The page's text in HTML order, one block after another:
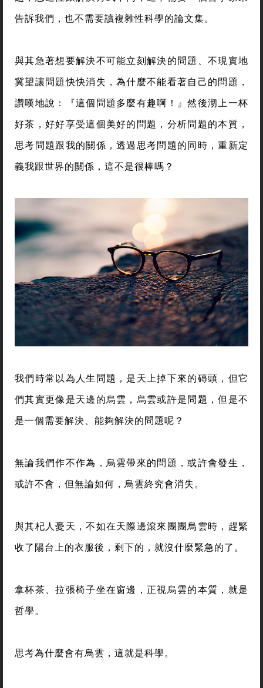
告訴我們，也不需要讀複雜性科學的論文集。
與其急著想要解決不可能立刻解決的問題、不現實地
冀望讓問題快快消失，為什麼不能看著自己的問題，
讚嘆地說：『這個問題多麼有趣啊！』然後沏上一杯
好茶，好好享受這個美好的問題，分析問題的本質，
思考問題跟我的關係，透過思考問題的同時，重新定
義我跟世界的關係，這不是很棒嗎？
我們時常以為人生問題，是天上掉下來的磚頭，但它
們其實更像是天邊的烏雲，烏雲或許是問題，但是不
是一個需要解決、能夠解決的問題呢？
無論我們作不作為，烏雲帶來的問題，或許會發生，
或許不會，但無論如何，烏雲終究會消失。
與其杞人憂天，不如在天際邊滾來團團烏雲時，趕緊
收了陽台上的衣服後，剩下的，就沒什麼緊急的了。
拿杯茶、拉張椅子坐在窗邊，正視烏雲的本質，就是
哲學。
思考為什麼會有烏雲，這就是科學。